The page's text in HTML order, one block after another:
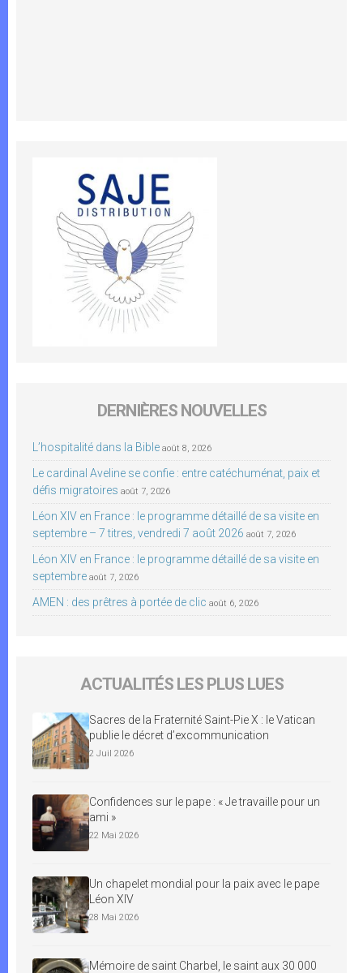
DERNIÈRES NOUVELLES
L’hospitalité dans la Bible août 8, 2026
Le cardinal Aveline se confie : entre catéchuménat, paix et
défis migratoires août 7, 2026
Léon XIV en France : le programme détaillé de sa visite en
septembre – 7 titres, vendredi 7 août 2026 août 7, 2026
Léon XIV en France : le programme détaillé de sa visite en
septembre août 7, 2026
AMEN : des prêtres à portée de clic août 6, 2026
ACTUALITÉS LES PLUS LUES
Sacres de la Fraternité Saint-Pie X : le Vatican
publie le décret d’excommunication
2 Juil 2026
Confidences sur le pape : « Je travaille pour un
ami »
22 Mai 2026
Un chapelet mondial pour la paix avec le pape
Léon XIV
28 Mai 2026
Mémoire de saint Charbel, le saint aux 30 000